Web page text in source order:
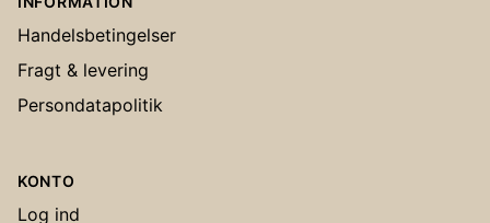
Handelsbetingelser
Fragt & levering
Persondatapolitik
KONTO
Log ind